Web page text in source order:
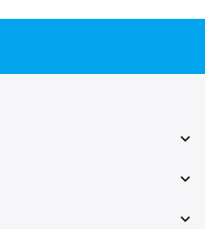


